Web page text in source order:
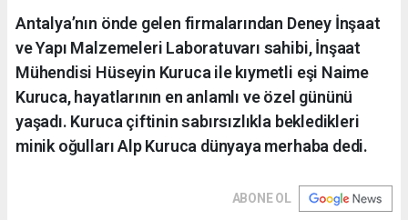
Antalya’nın önde gelen firmalarından Deney İnşaat
ve Yapı Malzemeleri Laboratuvarı sahibi, İnşaat
Mühendisi Hüseyin Kuruca ile kıymetli eşi Naime
Kuruca, hayatlarının en anlamlı ve özel gününü
yaşadı. Kuruca çiftinin sabırsızlıkla bekledikleri
minik oğulları Alp Kuruca dünyaya merhaba dedi.
ABONE OL